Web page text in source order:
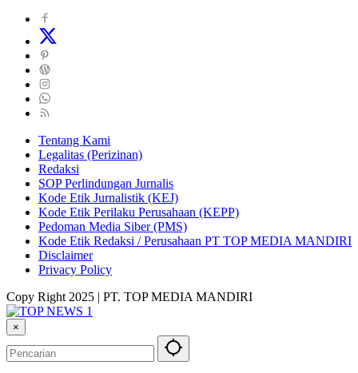
Tentang Kami
Legalitas (Perizinan)
Redaksi
SOP Perlindungan Jurnalis
Kode Etik Jurnalistik (KEJ)
Kode Etik Perilaku Perusahaan (KEPP)
Pedoman Media Siber (PMS)
Kode Etik Redaksi / Perusahaan PT TOP MEDIA MANDIRI
Disclaimer
Privacy Policy
Copy Right 2025 | PT. TOP MEDIA MANDIRI
×